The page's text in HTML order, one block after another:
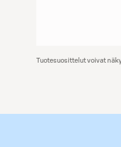
Tuotesuosittelut voivat